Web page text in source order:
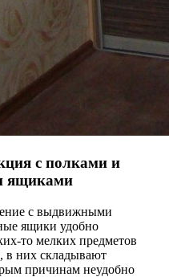
с полками и
ящиками
с выдвижными
ящики удобно
то мелких предметов
в них складывают
причинам неудобно